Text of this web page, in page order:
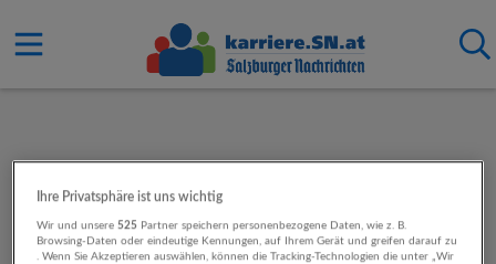
Ihre Privatsphäre ist uns wichtig
Wir und unsere525 Partner speichern personenbezogene Daten, wie z. B.
Browsing-Daten oder eindeutige Kennungen, auf Ihrem Gerät und greifen darauf zu
. Wenn Sie Akzeptieren auswählen, können die Tracking-Technologien die unter „Wir